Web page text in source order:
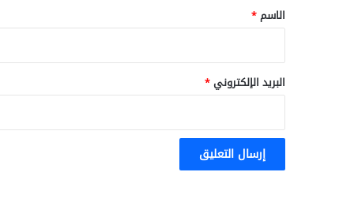
*
الاسم*
البريد الإلكتروني*